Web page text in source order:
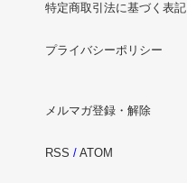
特定商取引法に基づく表記
プライバシーポリシー
メルマガ登録・解除
RSS / ATOM